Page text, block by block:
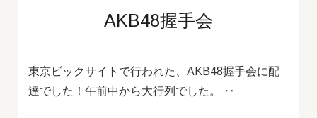
AKB48握手会
東京ビックサイトで行われた、AKB48握手会に配
達でした！午前中から大行列でした。 ‥